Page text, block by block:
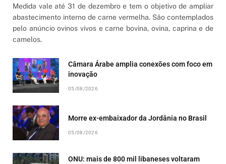
Medida vale até 31 de dezembro e tem o objetivo de ampliar
abastecimento interno de carne vermelha. São contemplados
pelo anúncio ovinos vivos e carne bovina, ovina, caprina e de
camelos.
Câmara Árabe amplia conexões com foco em
inovação
05/08/2026
Morre ex-embaixador da Jordânia no Brasil
05/08/2026
ONU: mais de 800 mil libaneses voltaram